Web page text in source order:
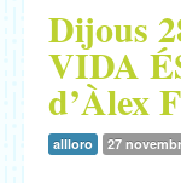
Dijous
VIDA
d’Àlex
allloro 27